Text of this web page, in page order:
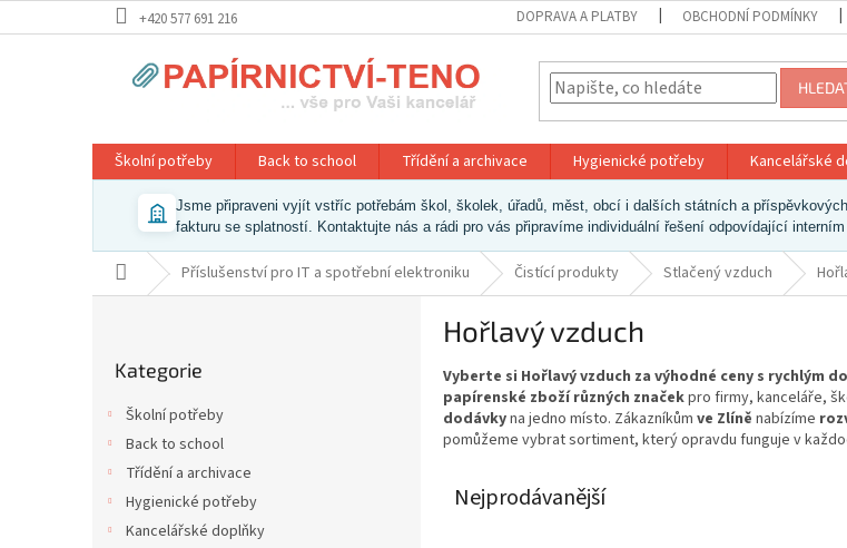
na
+420 577 691 216 DOPRAVA A PLATBY OBCHODNÍ PODMÍNKY
Školní potřeby Back to school Třídění a archivace Hygienické potřeby Kancelářské
Jsme připraveni vyjít vstříc potřebám škol, školek, úřadů, měst, obcí i dalších státních a
fakturu se splatností. Kontaktujte nás a rádi pro vás připravíme individuální řešení odpovídající
Domů Příslušenství pro IT a spotřební elektroniku Čistící produkty Stlačený vzduch
kategorie
Kategorie
Školní potřeby
Back to school
Třídění a archivace
Hygienické potřeby
Kancelářské doplňky
Hořlavý vzduch
Vyberte si Hořlavý vzduch za výhodné ceny s rychlým
papírenské zboží různých značekpro firmy, kanceláře,
dodávkyna jedno místo. Zákazníkům ve Zlíně nabízíme
pomůžeme vybrat sortiment, který opravdu funguje v
Nejprodávanější